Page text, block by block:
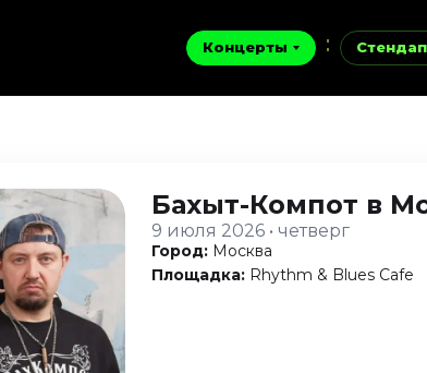
Концерты Стендап
Бахыт-Компот в
9 июля 2026 • четверг
Город: Москва
Площадка: Rhythm & Blues Cafe